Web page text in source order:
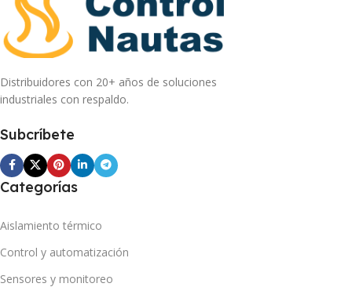
Distribuidores con 20+ años de soluciones
industriales con respaldo.
Subcríbete
Categorías
Aislamiento térmico
Control y automatización
Sensores y monitoreo